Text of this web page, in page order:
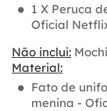
1 X Peruca
Oficial
Não inclui:
Material:
Fato de
menina -